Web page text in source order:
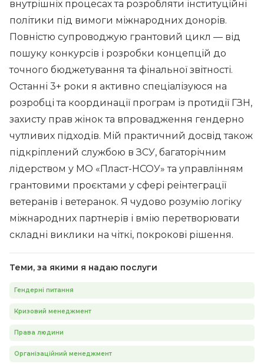
внутрішніх процесах та розробляти інституційні
політики під вимоги міжнародних донорів.
Повністю супроводжую грантовий цикл — від
пошуку конкурсів і розробки концепцій до
точного бюджетування та фінальної звітності.
Останні 3+ роки я активно спеціалізуюся на
розробці та координації програм із протидії ГЗН,
захисту прав жінок та впровадження гендерно
чутливих підходів. Мій практичний досвід також
підкріплений службою в ЗСУ, багаторічним
лідерством у МО «Пласт-НСОУ» та управлінням
грантовими проєктами у сфері реінтеграції
ветеранів і ветеранок. Я чудово розумію логіку
міжнародних партнерів і вмію перетворювати
складні виклики на чіткі, покрокові рішення.
Теми, за якими я надаю послуги
Гендерні питання
Кризовий менеджмент
Права людини
Організаційний менеджмент